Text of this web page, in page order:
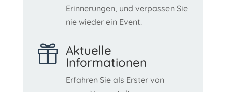
Erinnerungen, und verpassen Sie
nie wieder ein Event.
 Aktuelle
Informationen
Erfahren Sie als Erster von